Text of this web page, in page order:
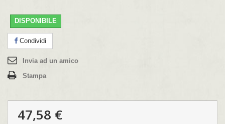
DISPONIBILE
Condividi
Invia ad un amico
Stampa
47,58 €